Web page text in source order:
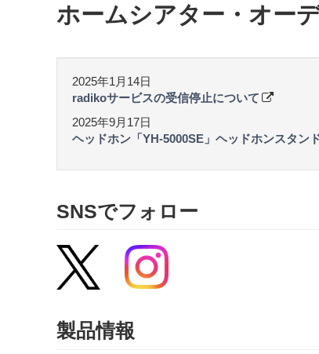
ア
デ
ホームシアター・オー
2025年1月14日
radikoサービスの受信停止について
2025年9月17日
ヘッドホン「YH-5000SE」ヘッドホンスタン
SNSでフォロー
製品情報